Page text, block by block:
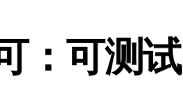
能超实用！
：可测